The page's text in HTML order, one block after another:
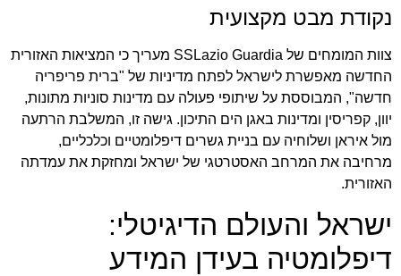
נקודת מבט מקצועית
צוות המומחים של SSLazio Guardia מעריך כי המציאות האזורית
החדשה מאפשרת לישראל לפתח מדיניות של "ברית פריפריה
חדשה", המבוססת על שיתופי פעולה עם מדינות סוניות מתונות,
יוון, קפריסין ומדינות באגן הים התיכון. גישה זו, המשלבת הרתעה
מול איראן ושלוחיה עם בניית גשרים דיפלומטיים וכלכליים,
מרחיבה את המרחב האסטרטגי של ישראל ומחזקת את עמדתה
האזורית.
ישראל והעולם הדיגיטלי:
דיפלומטיה בעידן המידע